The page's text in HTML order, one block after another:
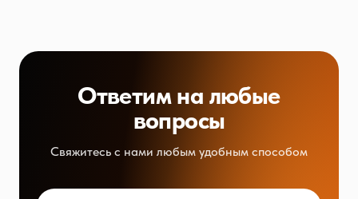
Ответим на любые
вопросы
Свяжитесь с нами любым удобным способом